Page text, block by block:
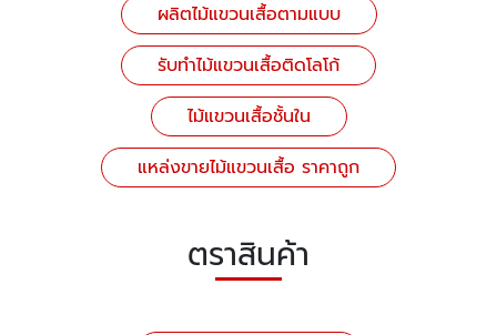
ผลิตไม้แขวนเสื้อตามแบบ
รับทำไม้แขวนเสื้อติดโลโก้
ไม้แขวนเสื้อชั้นใน
แหล่งขายไม้แขวนเสื้อ ราคาถูก
ตราสินค้า